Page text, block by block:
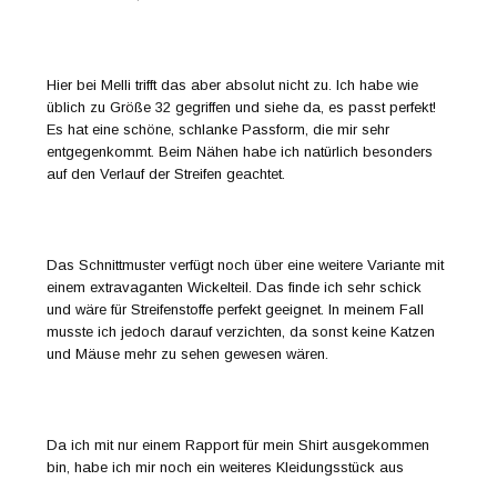
Hier bei Melli trifft das aber absolut nicht zu. Ich habe wie
üblich zu Größe 32 gegriffen und siehe da, es passt perfekt!
Es hat eine schöne, schlanke Passform, die mir sehr
entgegenkommt. Beim Nähen habe ich natürlich besonders
auf den Verlauf der Streifen geachtet.
Das Schnittmuster verfügt noch über eine weitere Variante mit
einem extravaganten Wickelteil. Das finde ich sehr schick
und wäre für Streifenstoffe perfekt geeignet. In meinem Fall
musste ich jedoch darauf verzichten, da sonst keine Katzen
und Mäuse mehr zu sehen gewesen wären.
Da ich mit nur einem Rapport für mein Shirt ausgekommen
bin, habe ich mir noch ein weiteres Kleidungsstück aus